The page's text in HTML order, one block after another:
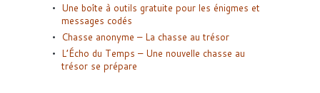
Une boîte à outils gratuite pour les énigmes et
messages codés
Chasse anonyme – La chasse au trésor
L’Écho du Temps – Une nouvelle chasse au
trésor se prépare